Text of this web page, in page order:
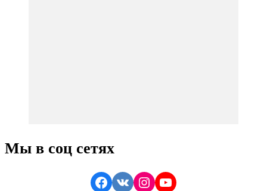
Мы в соц сетях
Facebook
VKInstagram
YouTube